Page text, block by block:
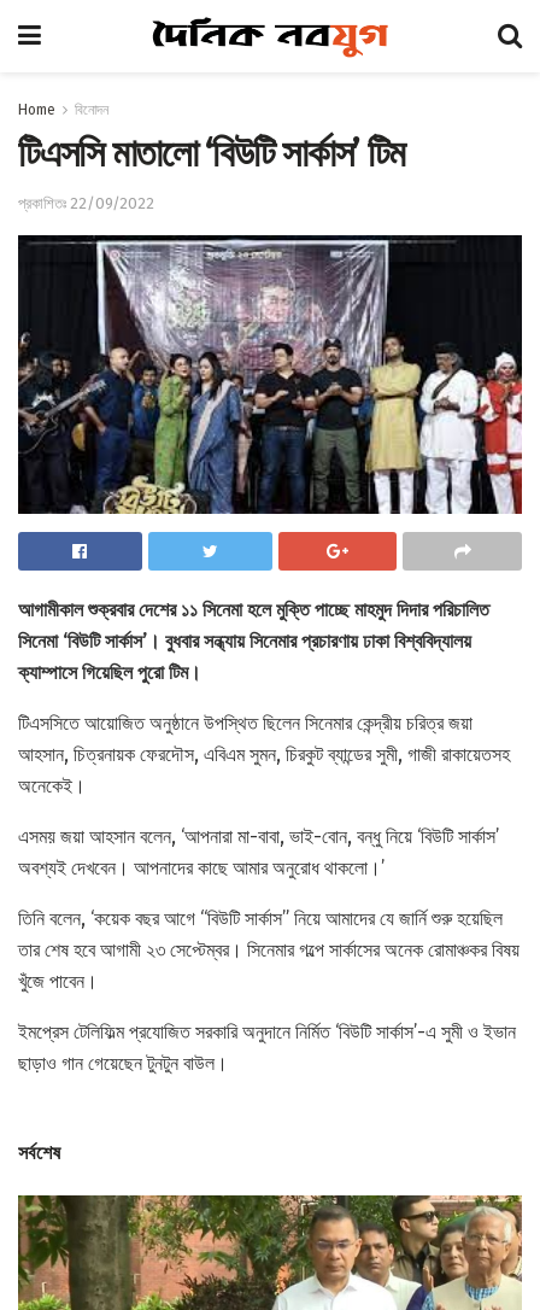
Home বিনোদন
টিএসসি মাতালো ‘বিউটি সার্কাস’ টিম
প্রকাশিতঃ 22/09/2022
আগামীকাল শুক্রবার দেশের ১১ সিনেমা হলে মুক্তি পাচ্ছে মাহমুদ দিদার পরিচালিত
সিনেমা ‘বিউটি সার্কাস’। বুধবার সন্ধ্যায় সিনেমার প্রচারণায় ঢাকা বিশ্ববিদ্যালয়
ক্যাম্পাসে গিয়েছিল পুরো টিম।
টিএসসিতে আয়োজিত অনুষ্ঠানে উপস্থিত ছিলেন সিনেমার কেন্দ্রীয় চরিত্র জয়া
আহসান, চিত্রনায়ক ফেরদৌস, এবিএম সুমন, চিরকুট ব্যান্ডের সুমী, গাজী রাকায়েতসহ
অনেকেই।
এসময় জয়া আহসান বলেন, ‘আপনারা মা-বাবা, ভাই-বোন, বন্ধু নিয়ে ‘বিউটি সার্কাস’
অবশ্যই দেখবেন। আপনাদের কাছে আমার অনুরোধ থাকলো।’
তিনি বলেন, ‘কয়েক বছর আগে “বিউটি সার্কাস” নিয়ে আমাদের যে জার্নি শুরু হয়েছিল
তার শেষ হবে আগামী ২৩ সেপ্টেম্বর। সিনেমার গল্পে সার্কাসের অনেক রোমাঞ্চকর বিষয়
খুঁজে পাবেন।
ইমপ্রেস টেলিফিল্ম প্রযোজিত সরকারি অনুদানে নির্মিত ‘বিউটি সার্কাস’-এ সুমী ও ইভান
ছাড়াও গান গেয়েছেন টুনটুন বাউল।
সর্বশেষ